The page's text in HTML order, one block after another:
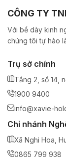
CÔNG TY
Với bề dày kinh
chúng tôi tự hào
Trụ sở chính
Tầng 2, số 14,
1900 9400
info@xavie-
Chi nhánh
Xã Nghi Hoa,
0865 799 938